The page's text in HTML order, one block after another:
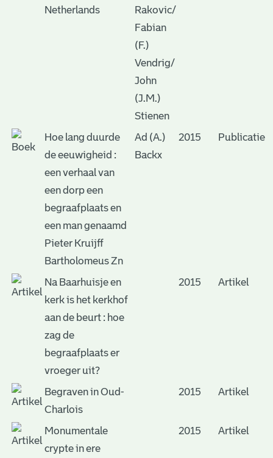
Netherlands
Rakovic/
Fabian
(F.)
Vendrig/
John
(J.M.)
Stienen
Hoe lang duurde
de eeuwigheid :
een verhaal van
een dorp een
begraafplaats en
een man genaamd
Pieter Kruijff
Bartholomeus Zn
Ad (A.)
Backx
2015 Publicatie
Na Baarhuisje en
kerk is het kerkhof
aan de beurt : hoe
zag de
begraafplaats er
vroeger uit?
2015 Artikel
Begraven in Oud-
Charlois
2015 Artikel
Monumentale
crypte in ere
2015 Artikel